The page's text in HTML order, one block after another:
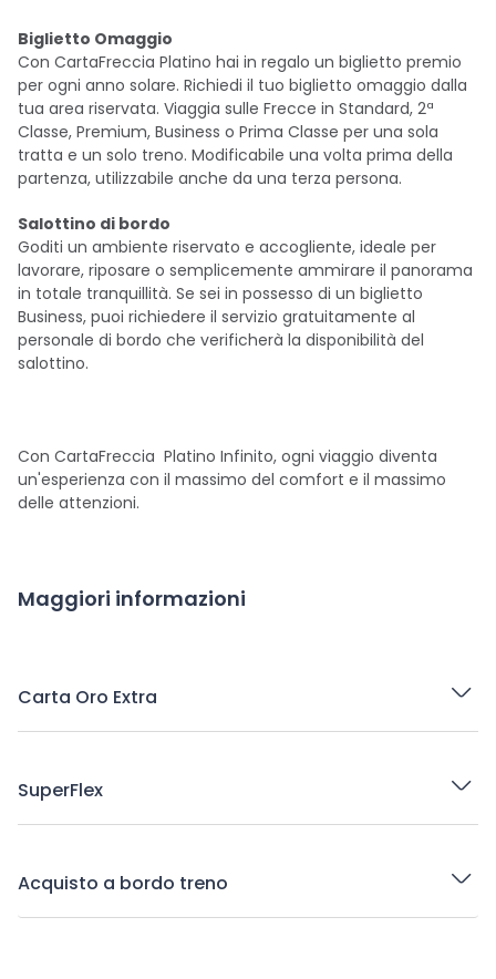
Biglietto Omaggio
Con CartaFreccia Platino hai in regalo un biglietto premio
per ogni anno solare. Richiedi il tuo biglietto omaggio dalla
tua area riservata. Viaggia sulle Frecce in Standard, 2ª
Classe, Premium, Business o Prima Classe per una sola
tratta e un solo treno. Modificabile una volta prima della
partenza, utilizzabile anche da una terza persona.
Salottino di bordo
Goditi un ambiente riservato e accogliente, ideale per
lavorare, riposare o semplicemente ammirare il panorama
in totale tranquillità. Se sei in possesso di un biglietto
Business, puoi richiedere il servizio gratuitamente al
personale di bordo che verificherà la disponibilità del
salottino.
Con CartaFreccia Platino Infinito, ogni viaggio diventa
un'esperienza con il massimo del comfort e il massimo
delle attenzioni.
Maggiori informazioni
Carta Oro Extra
SuperFlex
Acquisto a bordo treno